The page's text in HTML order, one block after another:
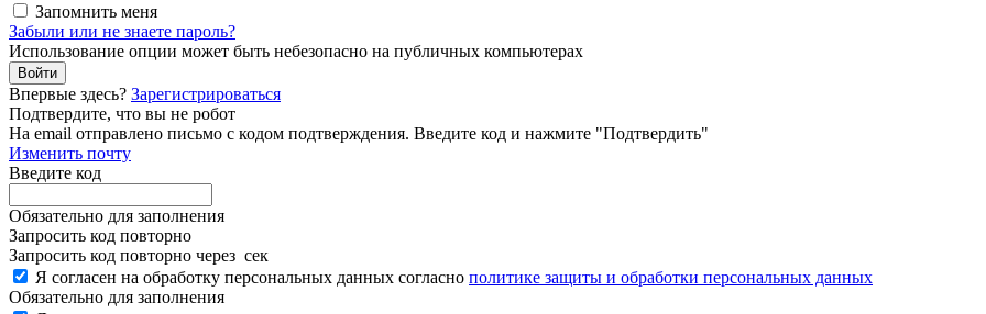
Запомнить меня
Забыли или не знаете пароль?
Использование опции может быть небезопасно на публичных компьютерах
Войти
Впервые здесь? Зарегистрироваться
Подтвердите, что вы не робот
Ha email отправлено письмо с кодом подтверждения. Введите код и нажмите "Подтвердить"
Изменить почту
Введите код
Обязательно для заполнения
Запросить код повторно
Запросить код повторно через сек
Я согласен на обработку персональных данных согласно политике защиты и обработки персональных данных
Обязательно для заполнения